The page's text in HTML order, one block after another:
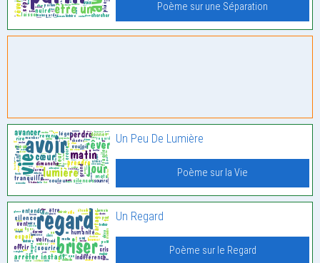
Poème sur une Séparation
Un Peu De Lumière
Poème sur la Vie
Un Regard
Poème sur le Regard